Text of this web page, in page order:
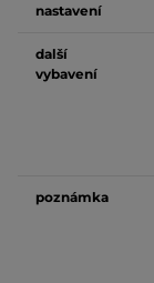
nastavení
další
vybavení
poznámka